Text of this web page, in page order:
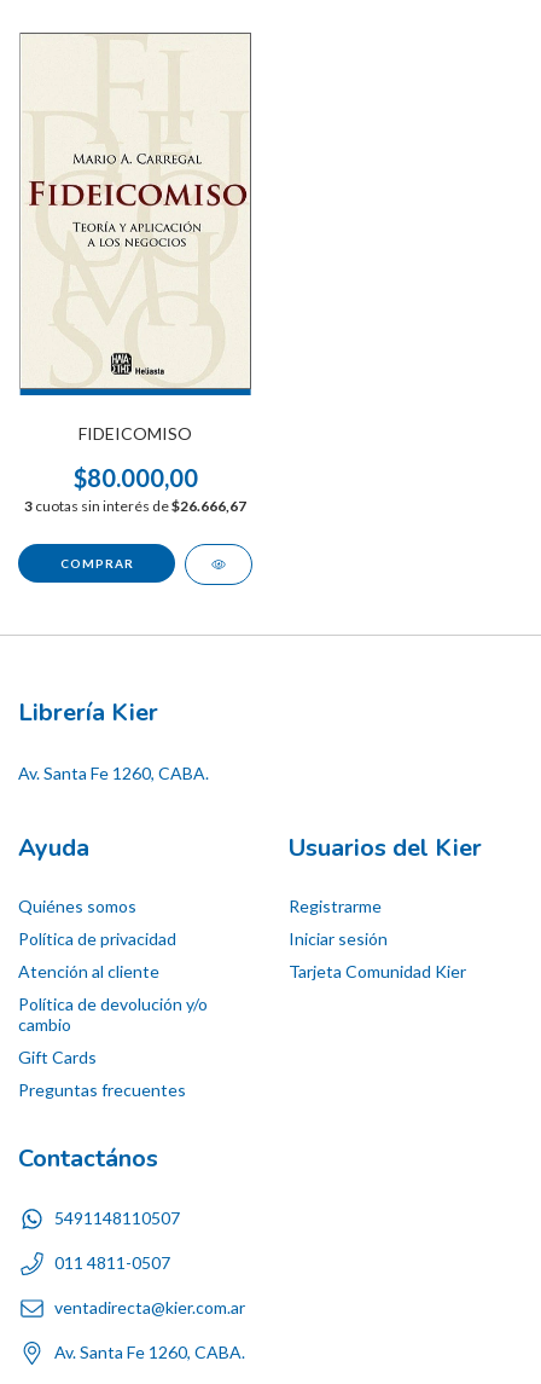
FIDEICOMISO
$80.000,00
3 cuotas sin interés de$26.666,67
Librería Kier
Av. Santa Fe 1260, CABA.
Ayuda
Quiénes somos
Política de privacidad
Atención al cliente
Política de devolución y/o
cambio
Gift Cards
Preguntas frecuentes
Usuarios del Kier
Registrarme
Iniciar sesión
Tarjeta Comunidad Kier
Contactános
5491148110507
011 4811-0507
ventadirecta@kier.com.ar
Av. Santa Fe 1260, CABA.